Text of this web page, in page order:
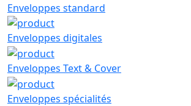
Enveloppes standard
Enveloppes digitales
Enveloppes Text & Cover
Enveloppes spécialités